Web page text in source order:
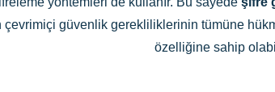
çevrimiçi güvenlik gerekliliklerinin tümüne
özelliğine sahip